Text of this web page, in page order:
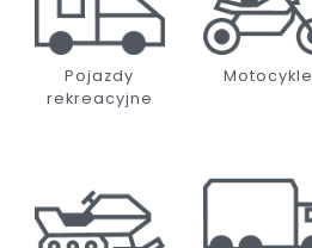
Pojazdy
rekreacyjne
Motocykle